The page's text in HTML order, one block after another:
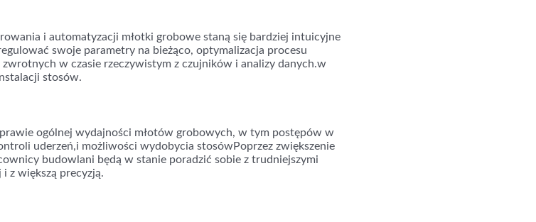
i automatyzacji młotki grobowe staną się bardziej intuicyjne
swoje parametry na bieżąco, optymalizacja procesu
w czasie rzeczywistym z czujników i analizy danych.w
stosów.
ogólnej wydajności młotów grobowych, w tym postępów w
uderzeń,i możliwości wydobycia stosówPoprzez zwiększenie
budowlani będą w stanie poradzić sobie z trudniejszymi
i z większą precyzją.